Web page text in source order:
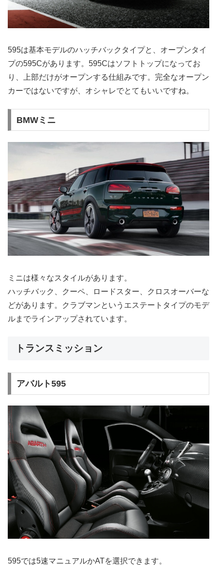
595は基本モデルのハッチバックタイプと、オープンタイ
プの595Cがあります。595Cはソフトトップになってお
り、上部だけがオープンする仕組みです。完全なオープン
カーではないですが、オシャレでとてもいいですね。
BMWミニ
ミニは様々なスタイルがあります。
ハッチバック、クーペ、ロードスター、クロスオーバーな
どがあります。クラブマンというエステートタイプのモデ
ルまでラインアップされています。
トランスミッション
アバルト595
595では5速マニュアルかATを選択できます。